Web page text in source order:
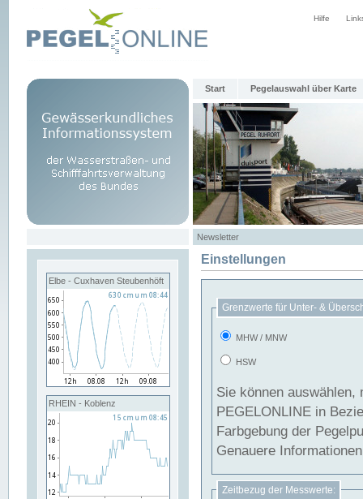
Hilfe
Start Pegelauswahl über Karte
Newsletter
Elbe - Cuxhaven Steubenhöft
RHEIN - Koblenz
Einstellungen
Grenzwerte für Unter- &
MHW / MNW
HSW
Sie können
PEGELONLINE in Beziehung
Farbgebung der
Genauere
Zeitbezug der Messwerte: